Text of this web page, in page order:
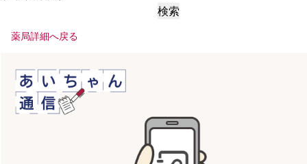
検索
薬局詳細へ戻る